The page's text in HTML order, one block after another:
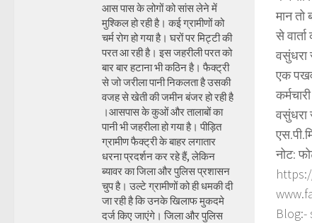
मान तो
से
वसुंधरा
एक
वसुंधरा
नोट:
आस पास के लोगों को सांस लेने में
मुश्किल हो रही है। कई ग्रामीणों को
चर्म रोग हो गया है। घरों पर मिट्टी की
परत आ रही है। इस जहरीली परत को
बार बार हटाना भी कठिन है। फैक्ट्री
से जो जरीला पानी निकलता है उसकी
वजह से खेती की जमीन बंजर हो रही है
।आसपास के कुओं और तालाबों का
पानी भी जहरीला हो गया है। पीड़ित
ग्रामीण फैक्ट्री के बाहर लगातार
धरना प्रदर्शन कर रहे हैं, लेकिन
ब्यावर का जिला और पुलिस प्रशासन
चुप है। उल्टे ग्रामीणों को ही धमकी दी
जा रही है कि उनके खिलाफ मुकदमे
दर्ज किए जाएंगे। जिला और पुलिस